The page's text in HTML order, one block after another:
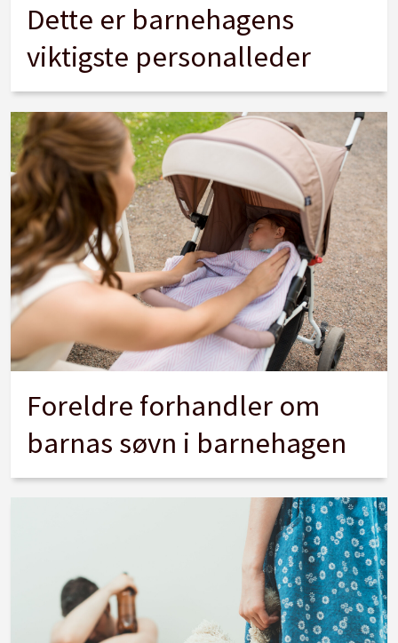
Dette er barnehagens
viktigste personalleder
Foreldre forhandler om
barnas søvn i barnehagen